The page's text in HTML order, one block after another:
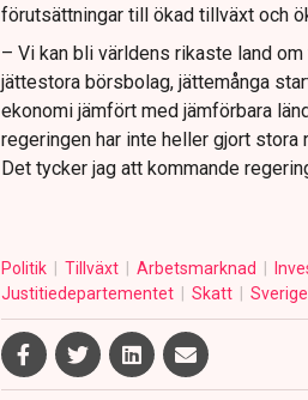
förutsättningar till ökad tillväxt och
– Vi kan bli världens rikaste land
jättestora börsbolag, jättemånga
ekonomi jämfört med jämförbara
regeringen har inte heller gjort
Det tycker jag att kommande
Politik Tillväxt Arbetsmarknad
Justitiedepartementet
Skatt Sverige